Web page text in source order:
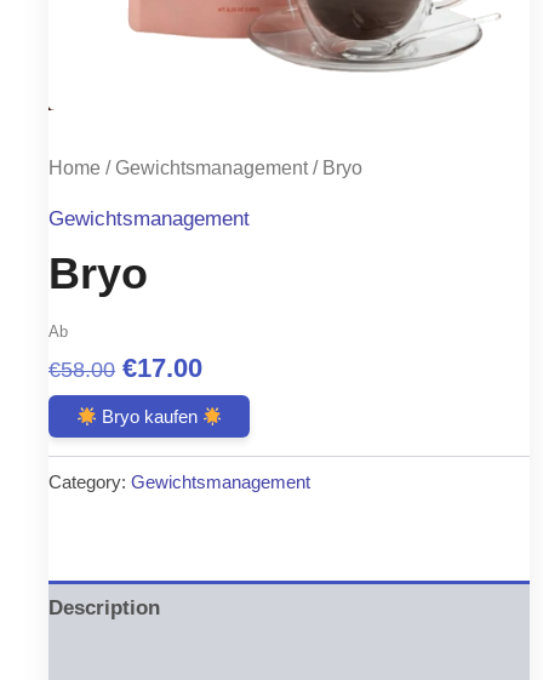
Home / Gewichtsmanagement/ Bryo
Gewichtsmanagement
Bryo
Ab
€58.00 Original
price
was:
€58.00.
€17.00Current
price
is:
€17.00.
Bryo kaufen
Category: Gewichtsmanagement
Description